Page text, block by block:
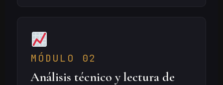
MÓDULO 02
Análisis técnico y lectura de